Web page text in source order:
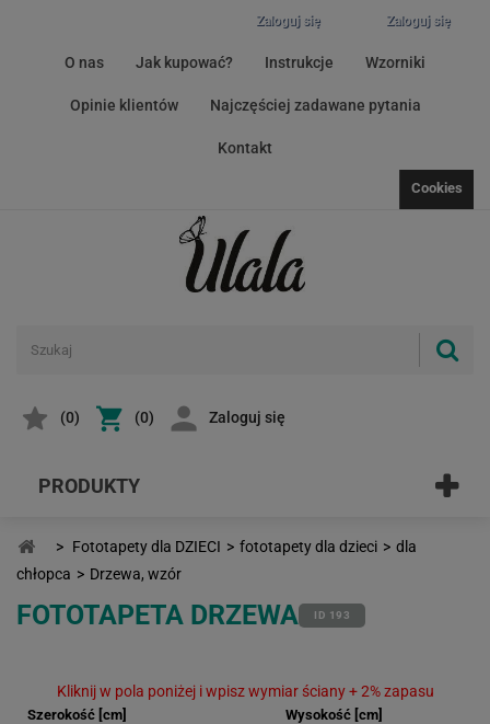
Zaloguj się
Zaloguj się
O nas Jak kupować? Instrukcje Wzorniki
Opinie klientów Najczęściej zadawane pytania
Kontakt
Cookies
(0) (0) Zaloguj się
PRODUKTY
> Fototapety dla DZIECI > fototapety dla dzieci > dla
chłopca > Drzewa, wzór
FOTOTAPETA DRZEWA ID 193
Kliknij w pola poniżej i wpisz wymiar ściany + 2% zapasu
Szerokość [cm] Wysokość [cm]